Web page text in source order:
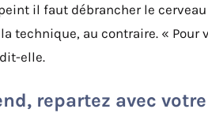
il faut débrancher le
technique, au contraire. «
elle.
repartez avec